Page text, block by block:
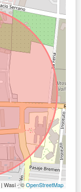
| Wasi - ©OpenStreetMap